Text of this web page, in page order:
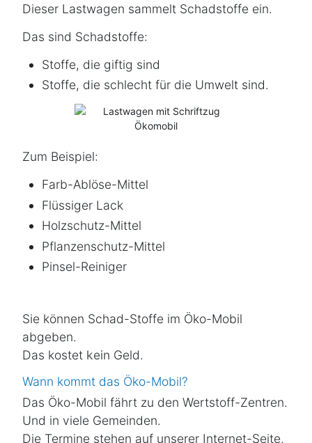
Dieser Lastwagen sammelt Schadstoffe ein.
Das sind Schadstoffe:
Stoffe, die giftig sind
Stoffe, die schlecht für die Umwelt sind.
Zum Beispiel:
Farb-Ablöse-Mittel
Flüssiger Lack
Holzschutz-Mittel
Pflanzenschutz-Mittel
Pinsel-Reiniger
Sie können Schad-Stoffe im Öko-Mobil
abgeben.
Das kostet kein Geld.
Wann kommt das Öko-Mobil?
Das Öko-Mobil fährt zu den Wertstoff-Zentren.
Und in viele Gemeinden.
Die Termine stehen auf unserer Internet-Seite.